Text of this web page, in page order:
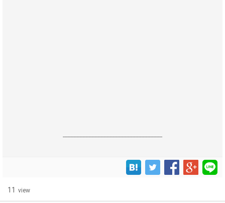
------------------------------------------------------------------
11 view